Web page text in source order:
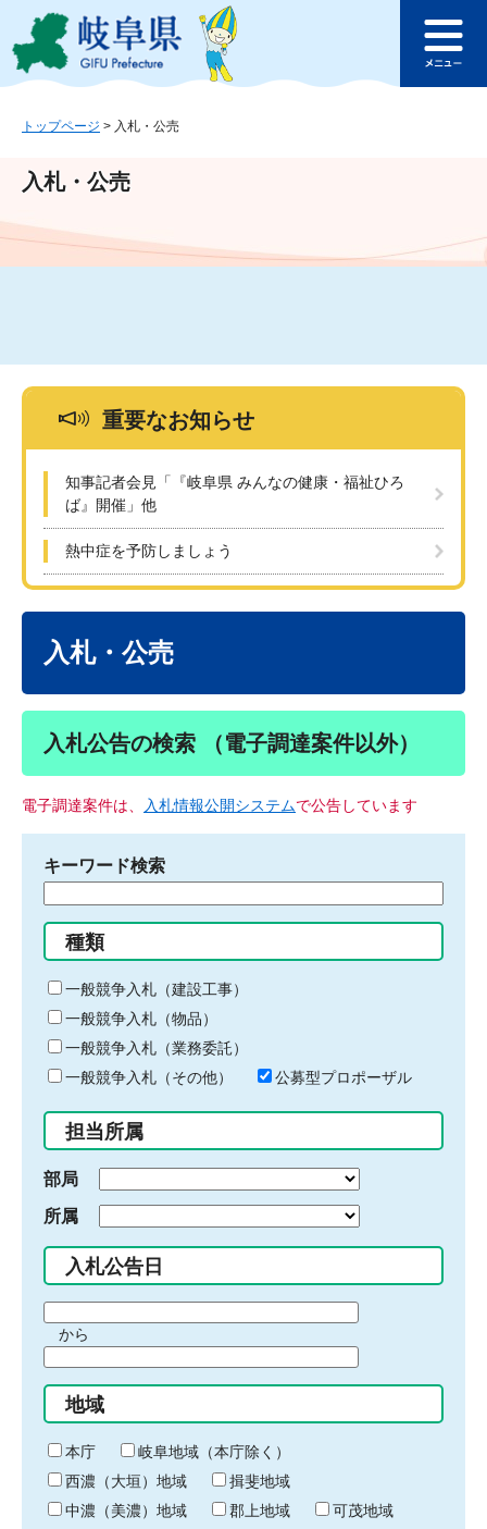
ジ
ュ
文
このページの本文へ
ュ
トップページ > 入札・公売
入札・公売
重要なお知らせ
知事記者会見「『岐阜県 みんなの健康・福祉ひろ
ば』開催」他
熱中症を予防しましょう
入札・公売
入札公告の検索 （電子調達案件以外）
電子調達案件は、 入札情報公開システムで公告しています
キーワード検索
る
キ
ー
ワ
ー
ド
入
力
種類
一般競争入札（建設工事）
一般競争入札（物品）
一般競争入札（業務委託）
一般競争入札（その他）
公募型プロポーザル
担当所属
部局
所属
入札公告日
間
始
り
から
間
終
わ
り
地域
本庁
岐阜地域（本庁除く）
西濃（大垣）地域
揖斐地域
中濃（美濃）地域
郡上地域
可茂地域